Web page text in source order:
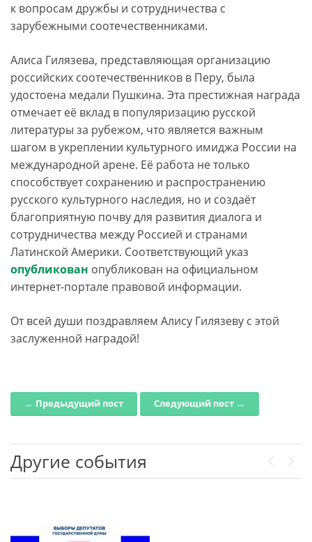
к вопросам дружбы и сотрудничества с
зарубежными соотечественниками.
Алиса Гилязева, представляющая организацию
российских соотечественников в Перу, была
удостоена медали Пушкина. Эта престижная награда
отмечает её вклад в популяризацию русской
литературы за рубежом, что является важным
шагом в укреплении культурного имиджа России на
международной арене. Её работа не только
способствует сохранению и распространению
русского культурного наследия, но и создаёт
благоприятную почву для развития диалога и
сотрудничества между Россией и странами
Латинской Америки. Соответствующий указ
опубликован опубликован на официальном
интернет-портале правовой информации.
От всей души поздравляем Алису Гилязеву с этой
заслуженной наградой!
Post navigation
← Предыдущий пост Следующий пост →
Другие события